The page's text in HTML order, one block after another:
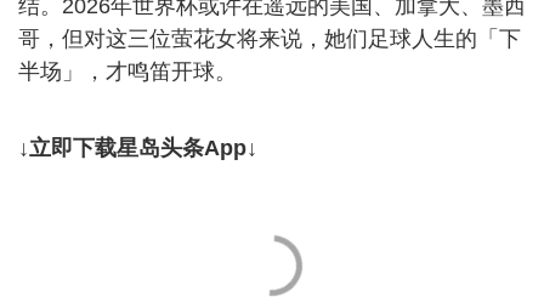
结。2026年世界杯或许在遥远的美国、加拿大、墨西
哥，但对这三位萤花女将来说，她们足球人生的「下
半场」，才鸣笛开球。
↓立即下载星岛头条App↓